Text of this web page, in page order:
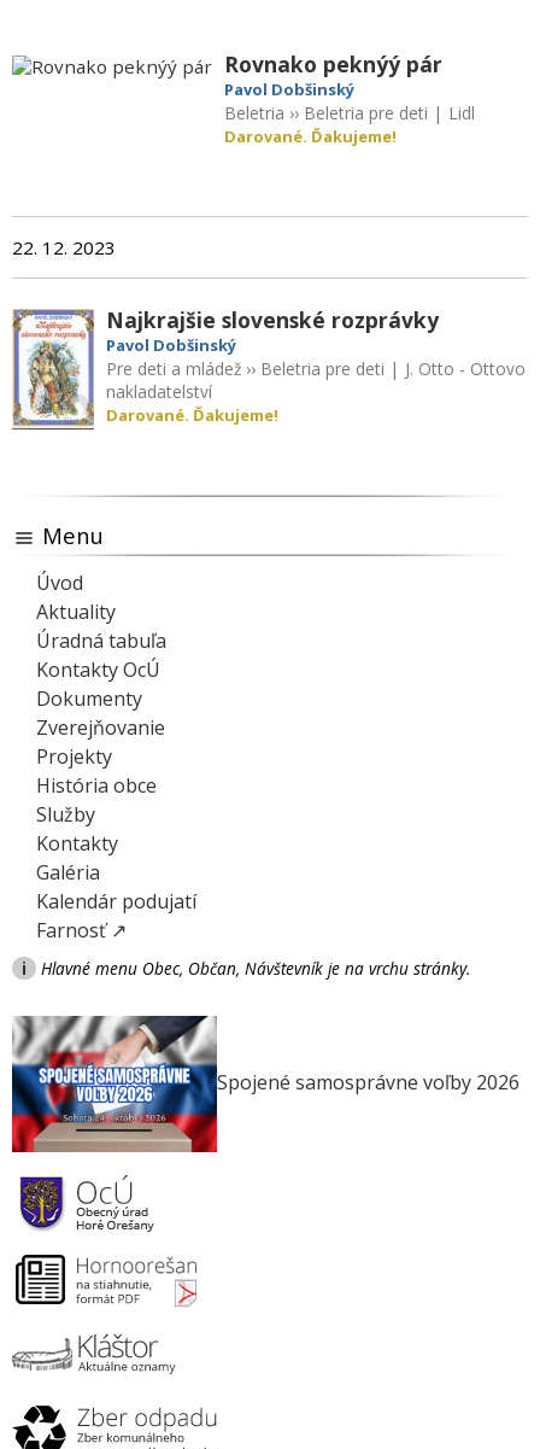
Rovnako peknýý pár
Pavol Dobšinský
Beletria ›› Beletria pre deti | Lidl
Darované. Ďakujeme!
22. 12. 2023
Najkrajšie slovenské rozprávky
Pavol Dobšinský
Pre deti a mládež ›› Beletria pre deti | J. Otto - Ottovo
nakladatelství
Darované. Ďakujeme!
Menu
Úvod
Aktuality
Úradná tabuľa
Kontakty OcÚ
Dokumenty
Zverejňovanie
Projekty
História obce
Služby
Kontakty
Galéria
Kalendár podujatí
Farnosť ↗
i Hlavné menu Obec, Občan, Návštevník je na vrchu stránky.
Spojené samosprávne voľby 2026